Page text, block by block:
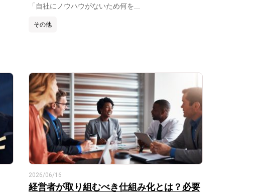
「自社にノウハウがないため何を...
その他
2026/06/16
経営者が取り組むべき仕組み化とは？必要